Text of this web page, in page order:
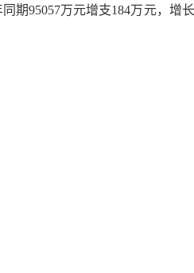
期95057万元增支184万元，增